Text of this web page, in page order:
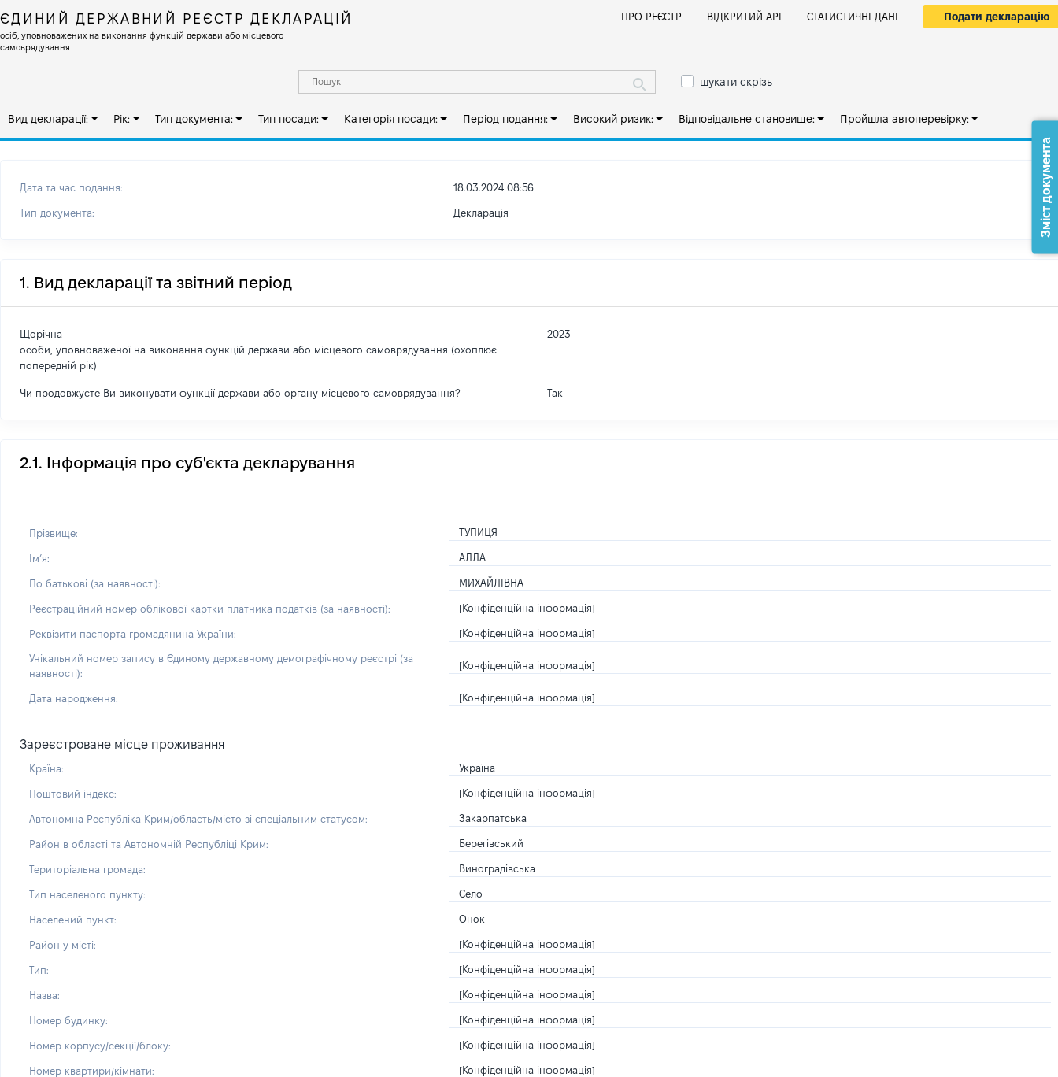
ЄДИНИЙ ДЕРЖАВНИЙ РЕЄСТР ДЕКЛАРАЦІЙ
осіб, уповноважених на виконання функцій держави або місцевого
самоврядування
ПРО РЕЄСТР ВІДКРИТИЙ АРІ СТАТИСТИЧНІ ДАНІ Подати декларацію
шукати скрізь
Вид декларації: Рік: Тип документа: Тип посади: Категорія посади: Період подання: Високий ризик: Відповідальне становище: Пройшла автоперевірку:
Дата та час подання: 18.03.2024 08:56
Тип документа: Декларація
1. Вид декларації та звітний період
Щорічна
особи, уповноваженої на виконання функцій держави або місцевого самоврядування (охоплює
попередній рік)
2023
Чи продовжуєте Ви виконувати функції держави або органу місцевого самоврядування? Так
2.1. Інформація про суб'єкта декларування
Прізвище: ТУПИЦЯ
Імʼя: АЛЛА
По батькові (за наявності): МИХАЙЛІВНА
Реєстраційний номер облікової картки платника податків (за наявності): [Конфіденційна інформація]
Реквізити паспорта громадянина України: [Конфіденційна інформація]
Унікальний номер запису в Єдиному державному демографічному реєстрі (за
наявності):
[Конфіденційна інформація]
Дата народження: [Конфіденційна інформація]
Зареєстроване місце проживання
Країна: Україна
Поштовий індекс: [Конфіденційна інформація]
Автономна Республіка Крим/область/місто зі спеціальним статусом: Закарпатська
Район в області та Автономній Республіці Крим: Берегівський
Територіальна громада: Виноградівська
Тип населеного пункту: Село
Населений пункт: Онок
Район у місті: [Конфіденційна інформація]
Тип: [Конфіденційна інформація]
Назва: [Конфіденційна інформація]
Номер будинку: [Конфіденційна інформація]
Номер корпусу/секції/блоку: [Конфіденційна інформація]
Номер квартири/кімнати: [Конфіденційна інформація]
Зміст документа